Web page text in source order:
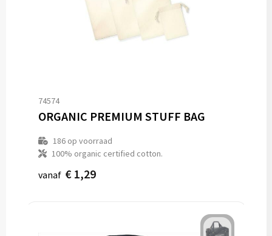
74574
ORGANIC PREMIUM STUFF BAG
186op voorraad
100% organic certified cotton.
vanaf € 1,29